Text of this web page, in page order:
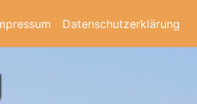
Datenschutzerklärung